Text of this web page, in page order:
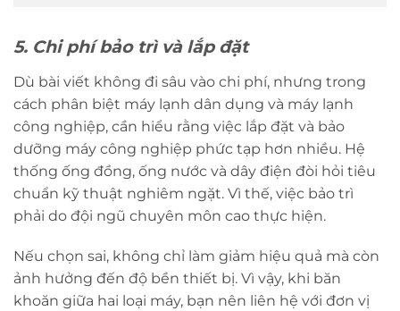
5. Chi phí bảo trì và lắp đặt
Dù bài viết không đi sâu vào chi phí, nhưng trong
cách phân biệt máy lạnh dân dụng và máy lạnh
công nghiệp, cần hiểu rằng việc lắp đặt và bảo
dưỡng máy công nghiệp phức tạp hơn nhiều. Hệ
thống ống đồng, ống nước và dây điện đòi hỏi tiêu
chuẩn kỹ thuật nghiêm ngặt. Vì thế, việc bảo trì
phải do đội ngũ chuyên môn cao thực hiện.
Nếu chọn sai, không chỉ làm giảm hiệu quả mà còn
ảnh hưởng đến độ bền thiết bị. Vì vậy, khi băn
khoăn giữa hai loại máy, bạn nên liên hệ với đơn vị